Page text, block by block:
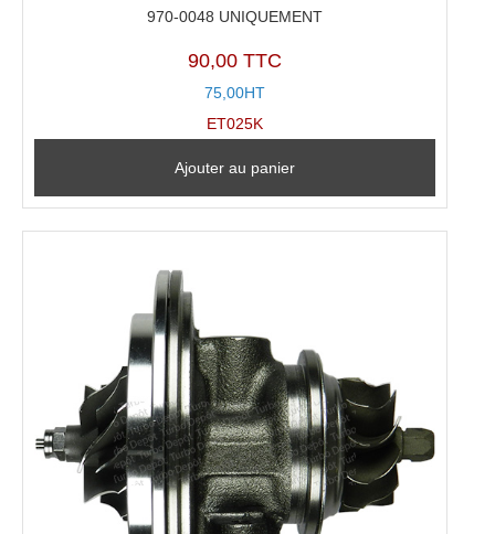
970-0048 UNIQUEMENT
90,00 TTC
75,00HT
ET025K
Ajouter au panier